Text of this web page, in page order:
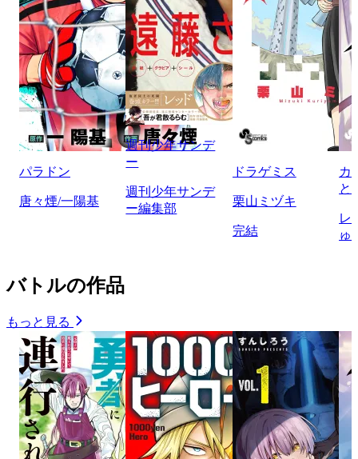
パラドン
唐々煙/一陽基
週刊少年サンデ
ー
週刊少年サンデ
ー編集部
ドラゲミス
栗山ミヅキ
完結
カ
と
レ
ゅ
バトルの作品
もっと見る